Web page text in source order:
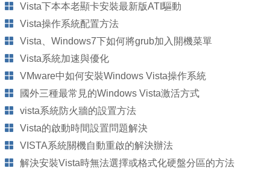
Vista下本本老顯卡安裝最新版ATI驅動
Vista操作系統配置方法
Vista、Windows7下如何將grub加入開機菜單
Vista系統加速與優化
VMware中如何安裝Windows Vista操作系統
國外三種最常見的Windows Vista激活方式
vista系統防火牆的設置方法
Vista的啟動時間設置問題解決
VISTA系統關機自動重啟的解決辦法
解決安裝Vista時無法選擇或格式化硬盤分區的方法